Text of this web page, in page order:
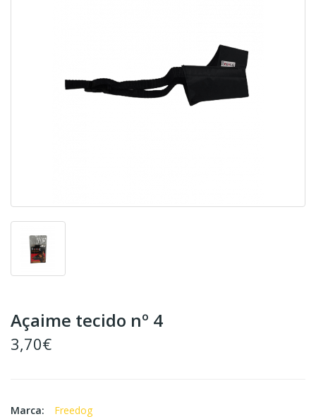
Açaime tecido nº 4
3,70€
Marca:
Freedog